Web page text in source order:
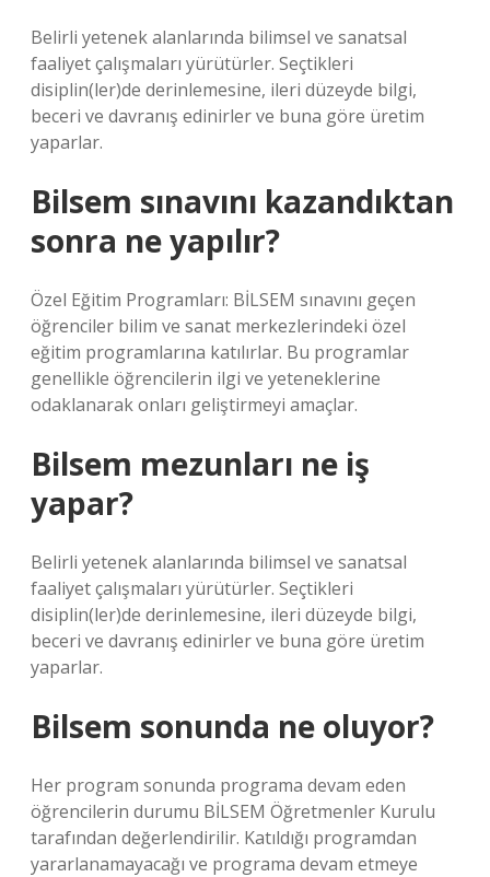
Belirli yetenek alanlarında bilimsel ve sanatsal
faaliyet çalışmaları yürütürler. Seçtikleri
disiplin(ler)de derinlemesine, ileri düzeyde bilgi,
beceri ve davranış edinirler ve buna göre üretim
yaparlar.
Bilsem sınavını kazandıktan
sonra ne yapılır?
Özel Eğitim Programları: BİLSEM sınavını geçen
öğrenciler bilim ve sanat merkezlerindeki özel
eğitim programlarına katılırlar. Bu programlar
genellikle öğrencilerin ilgi ve yeteneklerine
odaklanarak onları geliştirmeyi amaçlar.
Bilsem mezunları ne iş
yapar?
Belirli yetenek alanlarında bilimsel ve sanatsal
faaliyet çalışmaları yürütürler. Seçtikleri
disiplin(ler)de derinlemesine, ileri düzeyde bilgi,
beceri ve davranış edinirler ve buna göre üretim
yaparlar.
Bilsem sonunda ne oluyor?
Her program sonunda programa devam eden
öğrencilerin durumu BİLSEM Öğretmenler Kurulu
tarafından değerlendirilir. Katıldığı programdan
yararlanamayacağı ve programa devam etmeye